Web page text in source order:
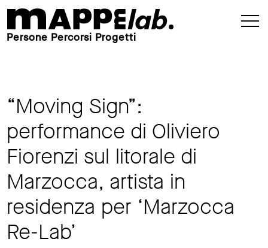
Persone Percorsi Progetti
“Moving Sign”:
performance di Oliviero
Fiorenzi sul litorale di
Marzocca, artista in
residenza per ‘Marzocca
Re-Lab’